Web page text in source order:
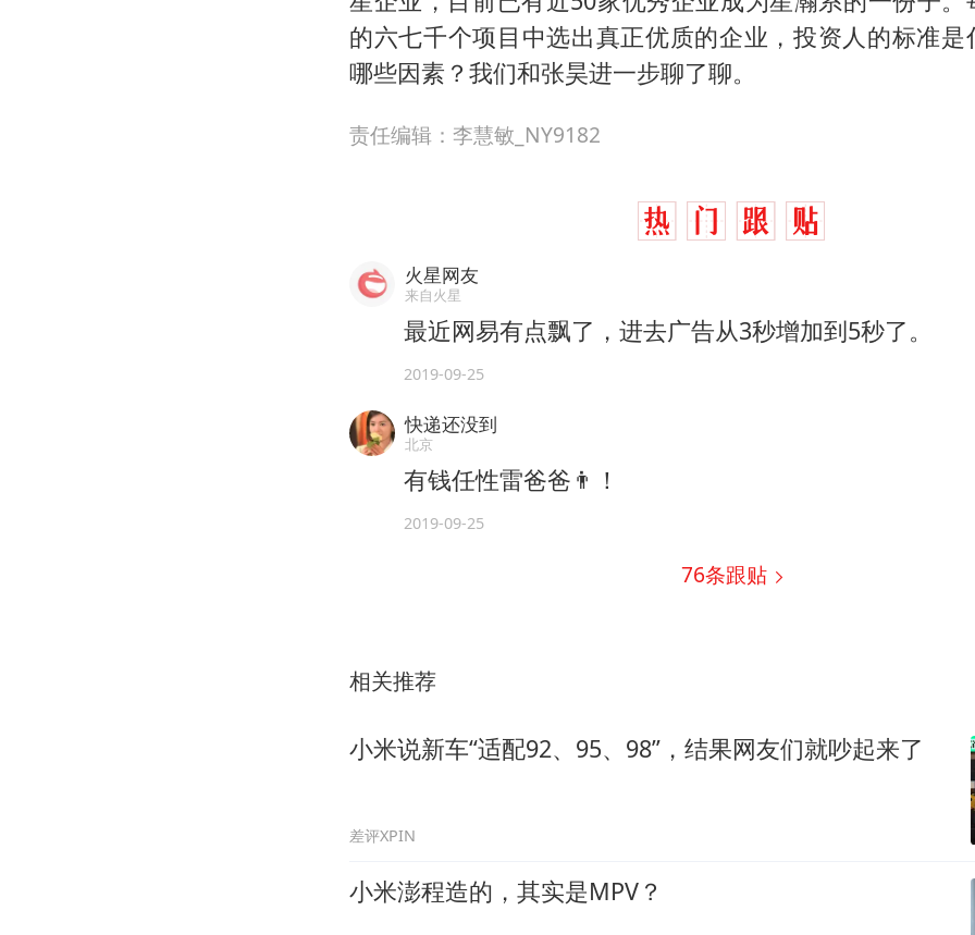
的六七千个项目中选出真正优质的企业，投资人的标准是
哪些因素？我们和张昊进一步聊了聊。
责任编辑：李慧敏_NY9182
火星网友
来自火星
最近网易有点飘了，进去广告从3秒增加到5秒了。
2019-09-25
快递还没到
北京
有钱任性雷爸爸👨！
2019-09-25
76条跟贴
相关推荐
小米说新车“适配92、95、98”，结果网友们就吵起来了
差评XPIN
小米澎程造的，其实是MPV？